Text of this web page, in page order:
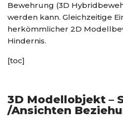
3D Lektion 2 – Erzeugen
von Schnitten und
Ansichten
einfach wie 2D
30 Minutes
Bewehrung (3D
werden kann. Gleichzeitige
herkömmlicher 2D
Hindernis.
[toc]
3D Modellobjekt –
/Ansichten